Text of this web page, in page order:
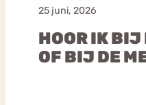
25 juni, 2026
HOOR IK BIJ
OF BIJ DE